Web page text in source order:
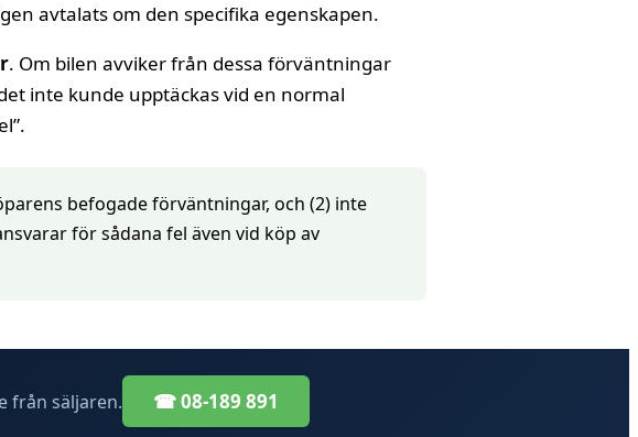
avtalats om den specifika egenskapen.
. Om bilen avviker från dessa förväntningar
inte kunde upptäckas vid en normal
befogade förväntningar, och (2) inte
för sådana fel även vid köp av
från säljaren. ☎ 08-189 891